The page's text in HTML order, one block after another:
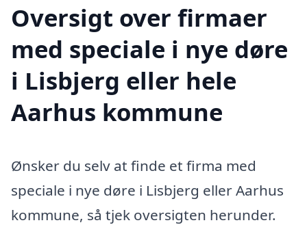
Oversigt over firmaer
med speciale i nye døre
i Lisbjerg eller hele
Aarhus kommune
Ønsker du selv at finde et firma med
speciale i nye døre i Lisbjerg eller Aarhus
kommune, så tjek oversigten herunder.